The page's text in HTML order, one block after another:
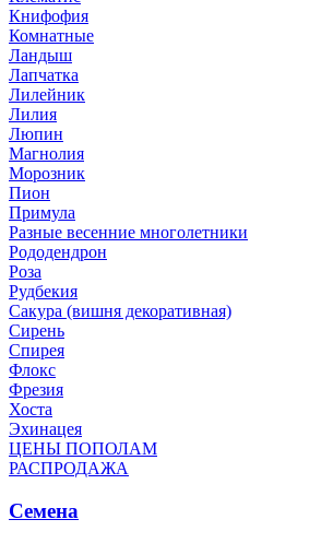
Книфофия
Комнатные
Ландыш
Лапчатка
Лилейник
Лилия
Люпин
Магнолия
Морозник
Пион
Примула
Разные весенние многолетники
Рододендрон
Роза
Рудбекия
Сакура (вишня декоративная)
Сирень
Спирея
Флокс
Фрезия
Хоста
Эхинацея
ЦЕНЫ ПОПОЛАМ
РАСПРОДАЖА
Семена